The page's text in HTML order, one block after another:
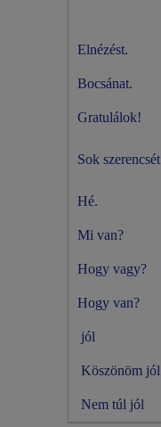
Elnézést.
Bocsánat.
Gratulálok!
Sok szerencsét
Hé.
Mi van?
Hogy vagy?
Hogy van?
jól
Köszönöm jól
Nem túl jól